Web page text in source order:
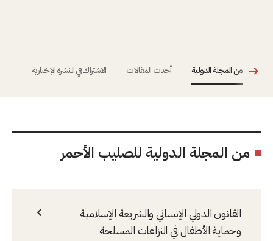
من المجلة الدولية أحدث المقالات الاشتراك في النشرة الإخبارية
من المجلة الدولية للصليب الأحمر
القانون الدولي الإنساني والشريعة الإسلامية
وحماية الأطفال في النزاعات المسلحة